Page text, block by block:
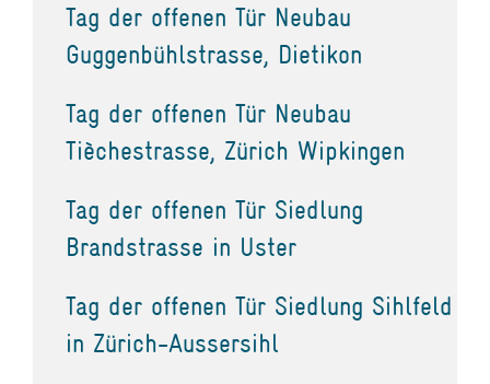
Tag der offenen Tür Neubau
Guggenbühlstrasse, Dietikon
Tag der offenen Tür Neubau
Tièchestrasse, Zürich Wipkingen
Tag der offenen Tür Siedlung
Brandstrasse in Uster
Tag der offenen Tür Siedlung Sihlfeld
in Zürich-Aussersihl